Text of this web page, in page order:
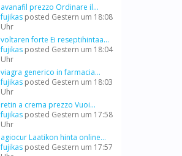
avanafil prezzo Ordinare il...
fujikas posted Gestern um 18:08
Uhr
voltaren forte Ei reseptihintaa...
fujikas posted Gestern um 18:04
Uhr
viagra generico in farmacia...
fujikas posted Gestern um 18:03
Uhr
retin a crema prezzo Vuoi...
fujikas posted Gestern um 17:58
Uhr
agiocur Laatikon hinta online...
fujikas posted Gestern um 17:57